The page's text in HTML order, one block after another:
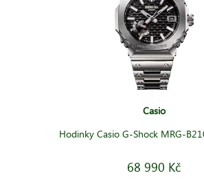
Casio
Hodinky Casio G-Shock MRG-
68 990 Kč